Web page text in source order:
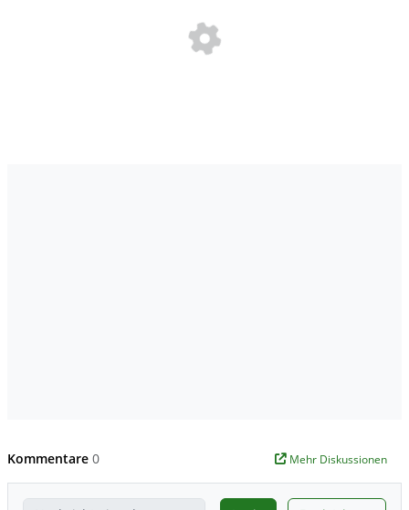
Kommentare 0 Mehr Diskussionen